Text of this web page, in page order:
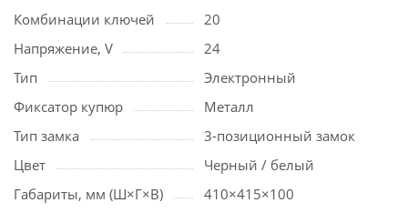
Комбинации ключей
20
Напряжение, V
24
Тип
Электронный
Фиксатор купюр
Металл
Тип замка
3-позиционный замок
Цвет
Черный / белый
Габариты, мм (Ш×Г×В)
410×415×100